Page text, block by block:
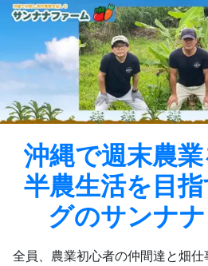
Skip
沖縄で週末農業
半農生活を目
グのサンナ
全員、農業初心者の仲間達と畑